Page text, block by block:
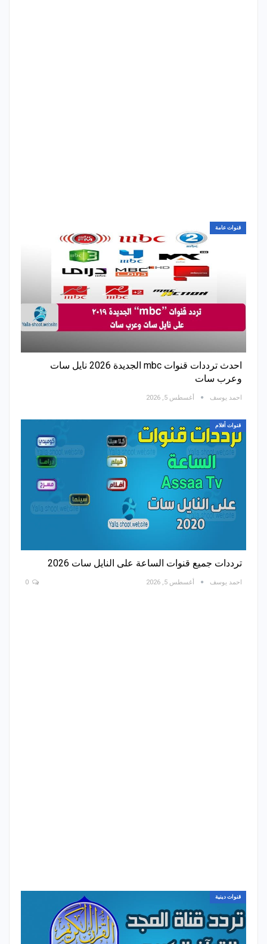
قنوات عامة
احدث ترددات قنوات mbc الجديدة 2026 نايل سات
وعرب سات
احمد يوسف أغسطس 5, 2026
قنوات أفلام
ترددات جميع قنوات الساعة على النايل سات 2026
احمد يوسف أغسطس 5, 2026
قنوات دينية